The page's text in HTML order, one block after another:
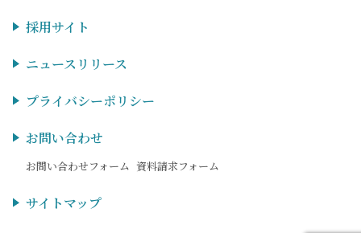
採用サイト
ニュースリリース
プライバシーポリシー
お問い合わせ
お問い合わせフォーム 資料請求フォーム
サイトマップ